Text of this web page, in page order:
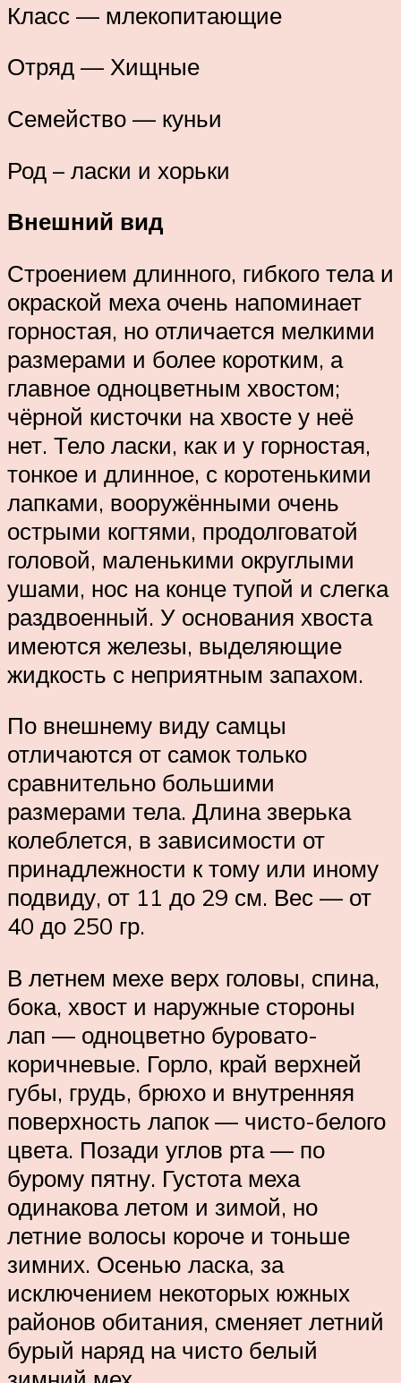
Класс — млекопитающие
Отряд — Хищные
Семейство — куньи
Род – ласки и хорьки
Внешний вид
Строением длинного, гибкого тела и
окраской меха очень напоминает
горностая, но отличается мелкими
размерами и более коротким, а
главное одноцветным хвостом;
чёрной кисточки на хвосте у неё
нет. Тело ласки, как и у горностая,
тонкое и длинное, с коротенькими
лапками, вооружёнными очень
острыми когтями, продолговатой
головой, маленькими округлыми
ушами, нос на конце тупой и слегка
раздвоенный. У основания хвоста
имеются железы, выделяющие
жидкость с неприятным запахом.
По внешнему виду самцы
отличаются от самок только
сравнительно большими
размерами тела. Длина зверька
колеблется, в зависимости от
принадлежности к тому или иному
подвиду, от 11 до 29 см. Вес — от
40 до 250 гр.
В летнем мехе верх головы, спина,
бока, хвост и наружные стороны
лап — одноцветно буровато-
коричневые. Горло, край верхней
губы, грудь, брюхо и внутренняя
поверхность лапок — чисто-белого
цвета. Позади углов рта — по
бурому пятну. Густота меха
одинакова летом и зимой, но
летние волосы короче и тоньше
зимних. Осенью ласка, за
исключением некоторых южных
районов обитания, сменяет летний
бурый наряд на чисто белый